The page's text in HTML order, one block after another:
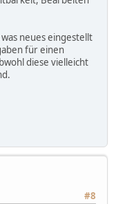
neues eingestellt
für einen
diese vielleicht
#8